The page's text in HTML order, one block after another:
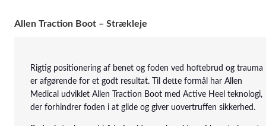
Allen Traction Boot – Strækleje
Rigtig positionering af benet og foden ved hoftebrud og trauma
er afgørende for et godt resultat. Til dette formål har Allen
Medical udviklet Allen Traction Boot med Active Heel teknologi,
der forhindrer foden i at glide og giver uovertruffen sikkerhed.